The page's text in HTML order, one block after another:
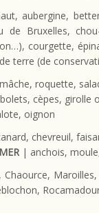
aubergine,
de Bruxelles,
courgette,
terre (de
roquette,
cèpes, girolle
oignon
chevreuil,
| anchois, moule,
Chaource,